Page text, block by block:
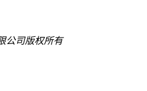
公司版权所有